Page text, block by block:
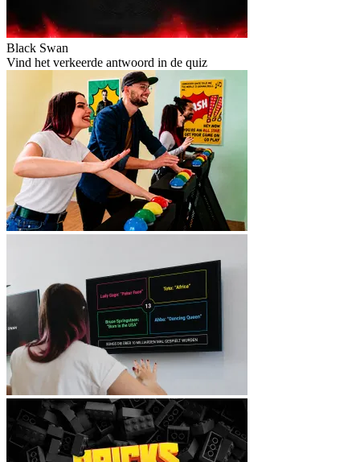
Black Swan
Vind het verkeerde antwoord in de quiz